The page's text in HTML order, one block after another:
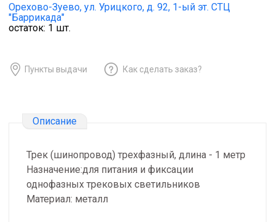
Орехово-Зуево, ул. Урицкого, д. 92, 1-ый эт. СТЦ
"Баррикада"
остаток: 1 шт.
Пункты выдачи Как сделать заказ?
Описание
Трек (шинопровод) трехфазный, длина - 1 метр
Назначение:для питания и фиксации
однофазных трековых светильников
Материал: металл